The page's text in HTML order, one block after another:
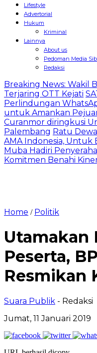
Lifestyle
Advertorial
Hukum
Kriminal
Lainnya
About us
Pedoman Media
Redaksi
Breaking News: Wakil
Terjaring OTT Kejati
Perlindungan
untuk Amankan
Curanmor diringkusi
Palembang Ratu
AMA Indonesia, Untuk
Muba Hadiri
Komitmen Benahi
Home / Politik
Utamakan
Peserta,
Resmikan
Suara Publik - Redaksi
Jumat, 11 Januari 2019